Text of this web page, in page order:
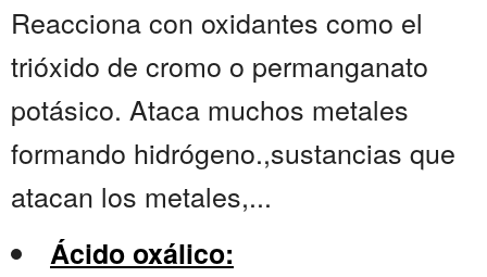
Reacciona con oxidantes como el
trióxido de cromo o permanganato
potásico. Ataca muchos metales
formando hidrógeno.,sustancias que
atacan los metales,...
Ácido oxálico: